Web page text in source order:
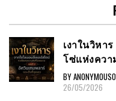
เงาในวิหา
โซ่แห่งควา
BY
26/05/2026